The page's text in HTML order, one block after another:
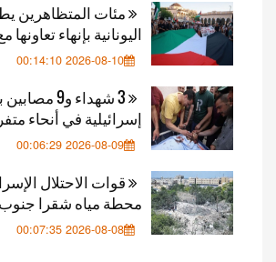
مئات المتظاهرين
اليونانية بإنهاء
2026-08-10 00:14:10
3 شهداء و9
إسرائيلية في أنحاء
2026-08-09 00:06:29
قوات الاحتلال
محطة مياه شقرا جنوب
2026-08-08 00:07:35